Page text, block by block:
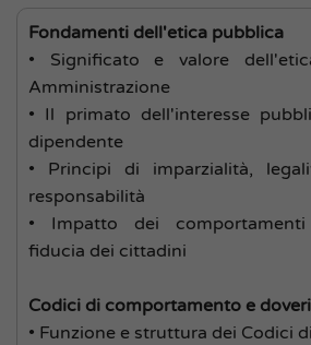
Fondamenti dell'etica pubblica
• Significato e valore
Amministrazione
• Il primato dell'interesse
dipendente
• Principi di imparzialità,
responsabilità
• Impatto dei
fiducia dei cittadini
Codici di comportamento e
• Funzione e struttura dei Codici